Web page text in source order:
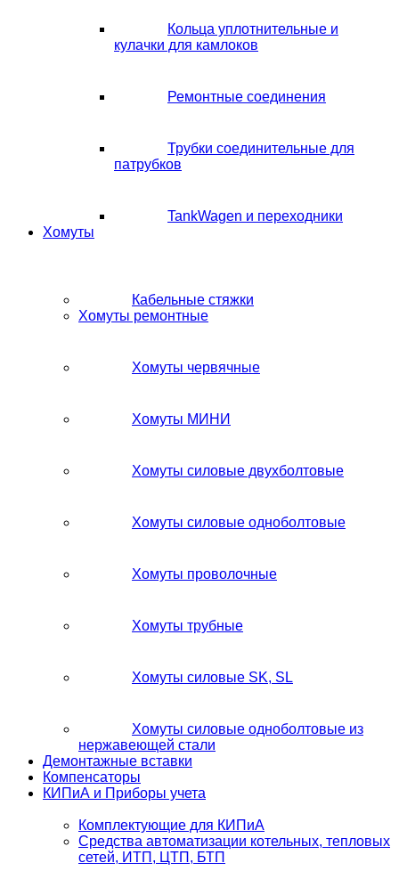
Кольца уплотнительные и
кулачки для камлоков
Ремонтные соединения
Трубки соединительные для
патрубков
TankWagen и переходники
Хомуты
Кабельные стяжки
Хомуты ремонтные
Хомуты червячные
Хомуты МИНИ
Хомуты силовые двухболтовые
Хомуты силовые одноболтовые
Хомуты проволочные
Хомуты трубные
Хомуты силовые SK, SL
Хомуты силовые одноболтовые из
нержавеющей стали
Демонтажные вставки
Компенсаторы
КИПиА и Приборы учета
Комплектующие для КИПиА
Средства автоматизации котельных, тепловых
сетей, ИТП, ЦТП, БТП